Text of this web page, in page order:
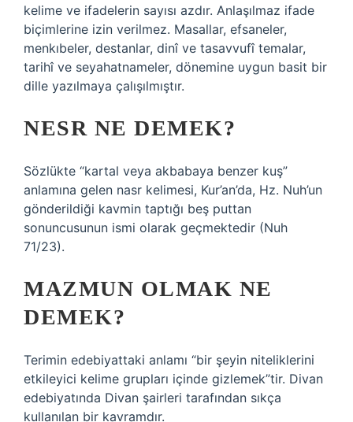
kelime ve ifadelerin sayısı azdır. Anlaşılmaz ifade
biçimlerine izin verilmez. Masallar, efsaneler,
menkıbeler, destanlar, dinî ve tasavvufî temalar,
tarihî ve seyahatnameler, dönemine uygun basit bir
dille yazılmaya çalışılmıştır.
NESR NE DEMEK?
Sözlükte “kartal veya akbabaya benzer kuş”
anlamına gelen nasr kelimesi, Kur’an’da, Hz. Nuh’un
gönderildiği kavmin taptığı beş puttan
sonuncusunun ismi olarak geçmektedir (Nuh
71/23).
MAZMUN OLMAK NE
DEMEK?
Terimin edebiyattaki anlamı “bir şeyin niteliklerini
etkileyici kelime grupları içinde gizlemek”tir. Divan
edebiyatında Divan şairleri tarafından sıkça
kullanılan bir kavramdır.